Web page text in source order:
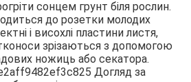
сонцем грунт біля рослин.
до розетки молодих
і висохлі пластини листя,
зрізаються з допомогою
ножиць або секатора.